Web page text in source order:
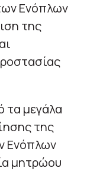
Ενόπλων
της
τα μεγάλα
της
Ενόπλων
μητρώου